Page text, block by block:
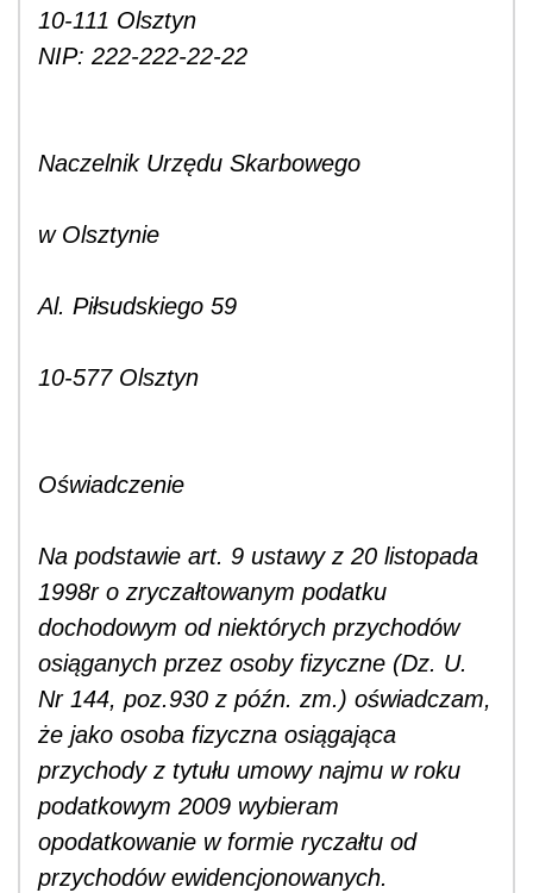
10-111 Olsztyn
NIP: 222-222-22-22
Naczelnik Urzędu Skarbowego
w Olsztynie
Al. Piłsudskiego 59
10-577 Olsztyn
Oświadczenie
Na podstawie art. 9 ustawy z 20 listopada
1998r o zryczałtowanym podatku
dochodowym od niektórych przychodów
osiąganych przez osoby fizyczne (Dz. U.
Nr 144, poz.930 z późn. zm.) oświadczam,
że jako osoba fizyczna osiągająca
przychody z tytułu umowy najmu w roku
podatkowym 2009 wybieram
opodatkowanie w formie ryczałtu od
przychodów ewidencjonowanych.